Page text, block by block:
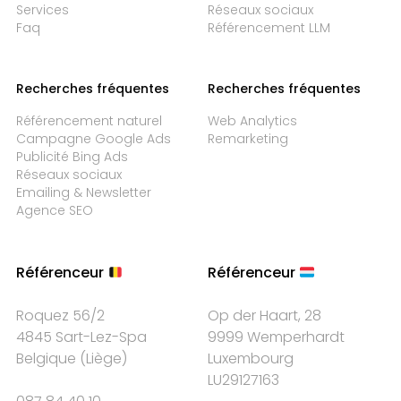
Services
Faq
Réseaux sociaux
Référencement LLM
Recherches fréquentes
Référencement naturel
Campagne Google Ads
Publicité Bing Ads
Réseaux sociaux
Emailing & Newsletter
Agence SEO
Recherches fréquentes
Web Analytics
Remarketing
Référenceur
Roquez 56/2
4845 Sart-Lez-Spa
Belgique (Liège)
Référenceur
Op der Haart, 28
9999 Wemperhardt
Luxembourg
LU29127163